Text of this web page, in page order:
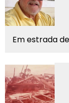
Em estrada